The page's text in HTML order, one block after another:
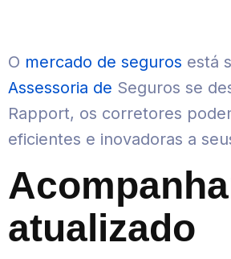
O mercado de seguros está
Assessoria de Seguros se
Rapport, os corretores
eficientes e inovadoras a
atualizado